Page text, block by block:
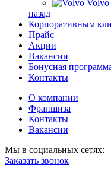
Volvo
назад
Корпоративным
Прайс
Акции
Вакансии
Бонусная
Контакты
О компании
Франшиза
Контакты
Вакансии
Мы в социальных сетях:
Заказать звонок